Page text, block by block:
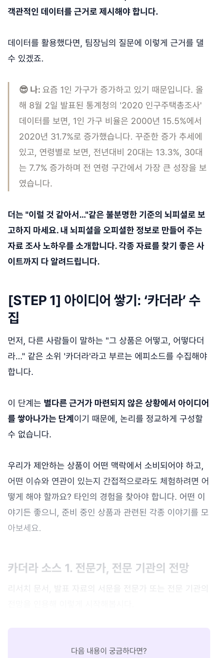
객관적인 데이터를 근거로 제시해야 합니다.
데이터를 활용했다면, 팀장님의 질문에 이렇게 근거를 댈
수 있겠죠.
😎 나: 요즘 1인 가구가 증가하고 있기 때문입니다. 올
해 8월 2일 발표된 통계청의 '2020 인구주택총조사'
데이터를 보면, 1인 가구 비율은 2000년 15.5%에서
2020년 31.7%로 증가했습니다. 꾸준한 증가 추세에
있고, 연령별로 보면, 전년대비 20대는 13.3%, 30대
는 7.7% 증가하며 전 연령 구간에서 가장 큰 성장을 보
였습니다.
더는 "이럴 것 같아서…"같은 불분명한 기준의 뇌피셜로 보
고하지 마세요. 내 뇌피셜을 오피셜한 정보로 만들어 주는
자료 조사 노하우를 소개합니다. 각종 자료를 찾기 좋은 사
이트까지 다 알려드립니다.
[STEP 1] 아이디어 쌓기: ‘카더라’ 수
집
먼저, 다른 사람들이 말하는 "그 상품은 어떻고, 어떻다더
라…" 같은 소위 '카더라'라고 부르는 에피소드를 수집해야
합니다.
이 단계는 별다른 근거가 마련되지 않은 상황에서 아이디어
를 쌓아나가는 단계 이기 때문에, 논리를 정교하게 구성할
수 없습니다.
우리가 제안하는 상품이 어떤 맥락에서 소비되어야 하고,
어떤 이슈와 연관이 있는지 간접적으로라도 체험하려면 어
떻게 해야 할까요? 타인의 경험을 찾아야 합니다. 어떤 이
야기든 좋으니, 준비 중인 상품과 관련된 각종 이야기를 모
아보세요.
카더라 소스 1. 전문가, 전문 기관의 전망
리서치 문서, 발표 자료의 서문을 전문가 또는 전문 기관의
다음 내용이 궁금하다면?